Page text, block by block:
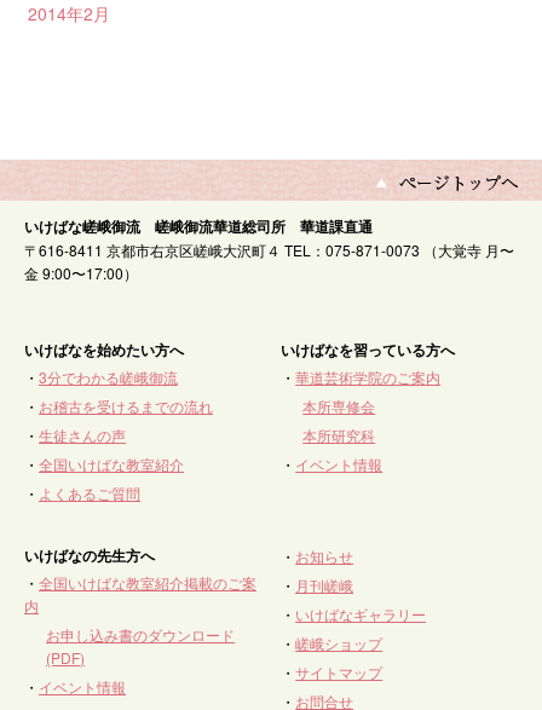
2014年2月
いけばな嵯峨御流 嵯峨御流華道総司所 華道課直通
〒616-8411 京都市右京区嵯峨大沢町４ TEL：075-871-0073 （大覚寺 月〜
金 9:00〜17:00）
いけばなを始めたい方へ
・ 3分でわかる嵯峨御流
・ お稽古を受けるまでの流れ
・ 生徒さんの声
・ 全国いけばな教室紹介
・ よくあるご質問
いけばなを習っている方へ
・華道芸術学院のご案内
本所専修会
本所研究科
・ イベント情報
いけばなの先生方へ
・ 全国いけばな教室紹介掲載のご案
内
お申し込み書のダウンロード
(PDF)
・ イベント情報
・ お知らせ
・ 月刊嵯峨
・ いけばなギャラリー
・嵯峨ショップ
・サイトマップ
・ お問合せ